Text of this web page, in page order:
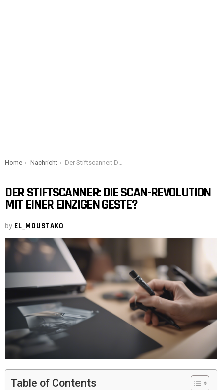
You are here:
Home Nachricht Der Stiftscanner: Die Scan-Revolution mit einer einzigen Geste?
DER STIFTSCANNER: DIE SCAN-REVOLUTION
MIT EINER EINZIGEN GESTE?
by EL_MOUSTAKO
Table of Contents